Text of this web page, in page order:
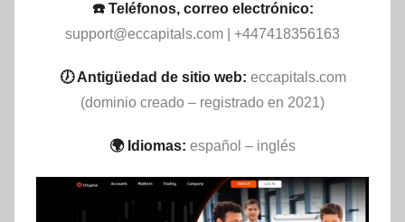
☎️ Teléfonos, correo electrónico:
support@eccapitals.com | +447418356163
🕖 Antigüedad de sitio web: eccapitals.com
(dominio creado – registrado en 2021)
🌍 Idiomas: español – inglés